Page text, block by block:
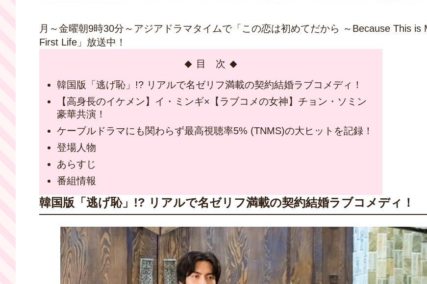
月～金曜朝9時30分～アジアドラマタイムで「この恋は初めてだから ～Because This is
First Life」放送中！
目 次
韓国版「逃げ恥」!? リアルで名ゼリフ満載の契約結婚ラブコメディ！
【高身長のイケメン】イ・ミンギ×【ラブコメの女神】チョン・ソミン
豪華共演！
ケーブルドラマにも関わらず最高視聴率5% (TNMS)の大ヒットを記録！
登場人物
あらすじ
番組情報
韓国版「逃げ恥」!? リアルで名ゼリフ満載の契約結婚ラブコメディ！